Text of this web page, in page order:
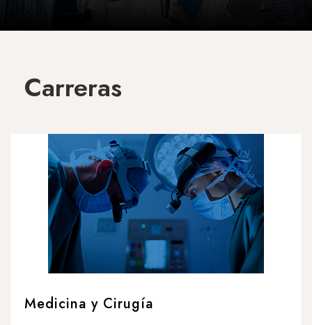
Carreras
Medicina y Cirugía